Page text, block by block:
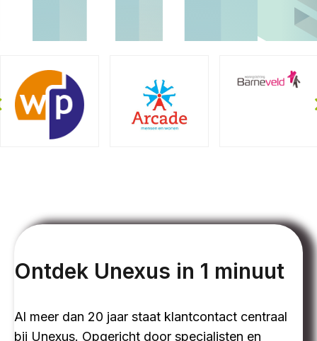
Ontdek Unexus in 1 minuut
Al meer dan 20 jaar staat klantcontact centraal
bij Unexus. Opgericht door specialisten en